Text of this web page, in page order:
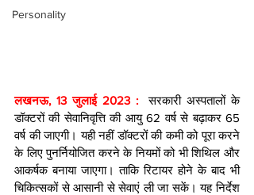
Personality
लखनऊ, 13 जुलाई 2023 :
सरकारी अस्पतालों के
डॉक्टरों की सेवानिवृत्ति की आयु 62 वर्ष से बढ़ाकर 65
वर्ष की जाएगी। यही नहीं डॉक्टरों की कमी को पूरा करने
के लिए पुनर्नियोजित करने के नियमों को भी शिथिल और
आकर्षक बनाया जाएगा। ताकि रिटायर होने के बाद भी
चिकित्सकों से आसानी से सेवाएं ली जा सकें। यह निर्देश